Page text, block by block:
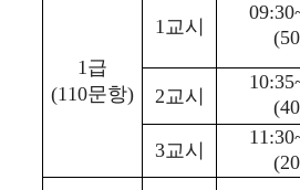
1급
(110문항)
1교시
(50
2교시
(40
3교시
(20